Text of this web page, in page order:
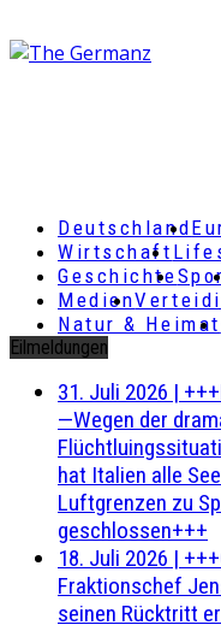
Deutschland
Wirtschaft
Geschichte
Medien
Natur & Heimat
Eilmeldungen
31. Juli 2026 |
—Wegen der
hat Italien alle
Luftgrenzen zu
geschlossen+++
18. Juli 2026 |
Fraktionschef
seinen Rücktritt